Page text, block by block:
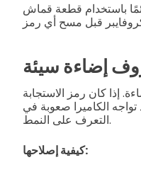
باستخدام قطعة قماش
إضاءة سيئة
إذا كان رمز الاستجابة
الكاميرا صعوبة في
التعرف على النمط.
كيفية إصلاحها: